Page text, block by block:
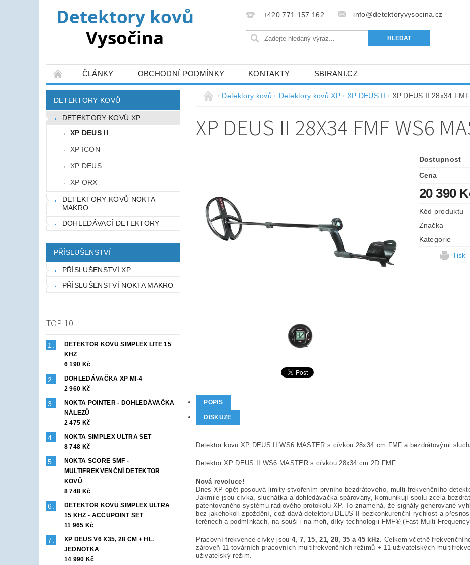
+420 771 157 162 info@detektoryvysocina.cz
ČLÁNKY OBCHODNÍ PODMÍNKY KONTAKTY SBIRANI.CZ
DETEKTORY KOVŮ
DETEKTORY KOVŮ XP
XP DEUS II
XP ICON
XP DEUS
XP ORX
DETEKTORY KOVŮ NOKTA
MAKRO
DOHLEDÁVACÍ DETEKTORY
PŘÍSLUŠENSTVÍ
PŘÍSLUŠENSTVÍ XP
PŘÍSLUŠENSTVÍ NOKTA MAKRO
TOP 10
DETEKTOR KOVŮ SIMPLEX LITE 15
KHZ
6 190 Kč
DOHLEDÁVAČKA XP MI-4
2 960 Kč
NOKTA POINTER - DOHLEDÁVAČKA
NÁLEZŮ
2 475 Kč
NOKTA SIMPLEX ULTRA SET
8 748 Kč
NOKTA SCORE SMF -
MULTIFREKVENČNÍ DETEKTOR
KOVŮ
8 748 Kč
DETEKTOR KOVŮ SIMPLEX ULTRA
15 KHZ - ACCUPOINT SET
11 965 Kč
XP DEUS V6 X35, 28 CM + HL.
JEDNOTKA
14 990 Kč
Detektory kovů Detektory kovů XP XP DEUS II XP DEUS II 28x34
XP DEUS II 28X34 FMF WS6
Dostupnost
Cena
20 390
Kód produktu
Značka
Kategorie
Tisk
POPIS
DISKUZE
Detektor kovů XP DEUS II WS6 MASTER s cívkou 28x34 cm FMF a bezdrátovými
Detektor XP DEUS II WS6 MASTER s cívkou 28x34 cm 2D FMF
Nová revoluce!
Dnes XP opět posouvá limity stvořením prvního bezdrátového, multi-frekvenčního
Jakmile jsou cívka, sluchátka a dohledávačka spárovány, komunikují spolu zcela
patentovaného systému rádiového protokolu XP. To znamená, že signály generované
bez jakéhokoli zpoždění, což dává detektoru DEUS II bezkonkurenční rychlost a
terénech a podmínkách, na souši i na moři, díky technologii FMF® (Fast Multi
Pracovní frekvence cívky jsou4, 7, 15, 21, 28, 35 a 45 kHz. Celkem včetně
zároveň 11 továrních pracovních multifrekvenčních režimů + 11 uživatelských
uživatelský režim.